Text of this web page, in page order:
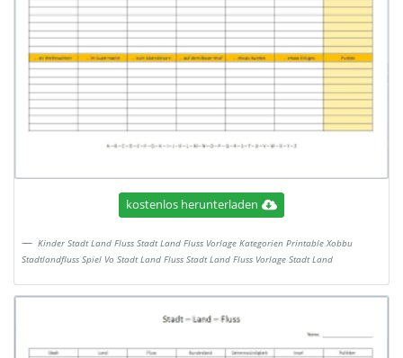
kostenlos herunterladen
Kinder Stadt Land Fluss Stadt Land Fluss Vorlage Kategorien Printable Xobbu
Stadtlandfluss Spiel Vo Stadt Land Fluss Stadt Land Fluss Vorlage Stadt Land